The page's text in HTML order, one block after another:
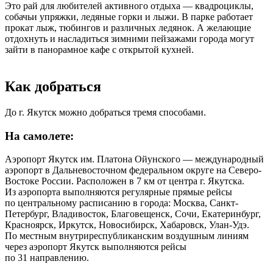
Это рай для любителей активного отдыха — квадроциклы,
собачьи упряжки, ледяные горки и лыжи. В парке работает
прокат лыж, тюбингов и различных ледянок. А желающие
отдохнуть и насладиться зимними пейзажами города могут
зайти в панорамное кафе с открытой кухней.
Как добраться
До г. Якутск можно добраться тремя способами.
На самолете:
Аэропорт Якутск им. Платона Ойунского — международный
аэропорт в Дальневосточном федеральном округе на Северо-
Востоке России. Расположен в 7 км от центра г. Якутска.
Из аэропорта выполняются регулярные прямые рейсы
по центральному расписанию в города: Москва, Санкт-
Петербург, Владивосток, Благовещенск, Сочи, Екатеринбург,
Красноярск, Иркутск, Новосибирск, Хабаровск, Улан-Удэ.
По местным внутриреспубликанским воздушным линиям
через аэропорт Якутск выполняются рейсы
по 31 направлению.